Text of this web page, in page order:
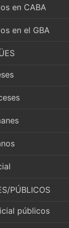
en CABA
en el GBA
PÚBLICOS
públicos